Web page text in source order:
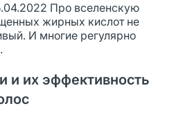
Про вселенскую
жирных кислот не
И многие регулярно
их эффективность